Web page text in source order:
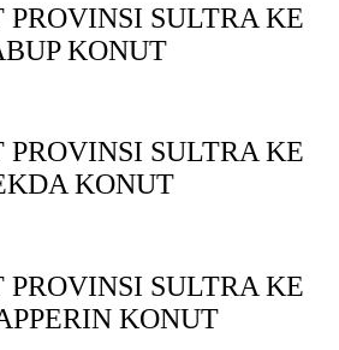
SULTRA KE
KONUT
SULTRA KE
KONUT
SULTRA KE
KONUT